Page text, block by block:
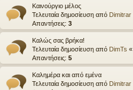
Καινούργιο μέλος
Τελευταία δημοσίευση από Dimitrar
Απαντήσεις: 3
Καλώς σας βρήκα!
Τελευταία δημοσίευση από DimTs «
Απαντήσεις: 5
Καλημέρα και από εμένα
Τελευταία δημοσίευση από Dimitrar